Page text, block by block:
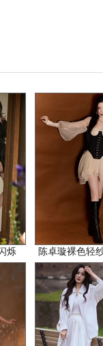
烁 陈卓璇裸色轻